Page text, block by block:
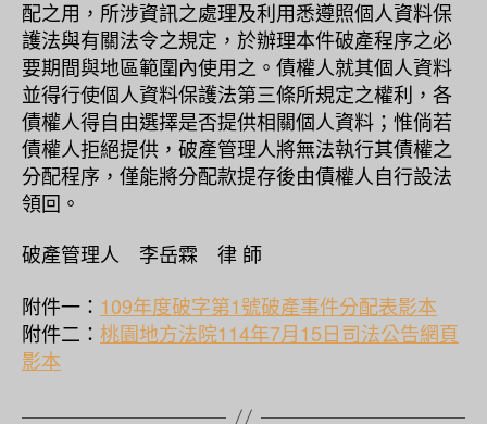
配之用，所涉資訊之處理及利用悉遵照個人資料保
護法與有關法令之規定，於辦理本件破產程序之必
要期間與地區範圍內使用之。債權人就其個人資料
並得行使個人資料保護法第三條所規定之權利，各
債權人得自由選擇是否提供相關個人資料；惟倘若
債權人拒絕提供，破產管理人將無法執行其債權之
分配程序，僅能將分配款提存後由債權人自行設法
領回。
破產管理人 李岳霖 律 師
附件一： 109年度破字第1號破產事件分配表影本
附件二： 桃園地方法院114年7月15日司法公告網頁
影本